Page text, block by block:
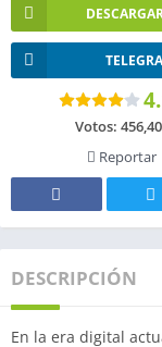
Votos:
Reportar
DESCRIPCIÓN
En la era digital